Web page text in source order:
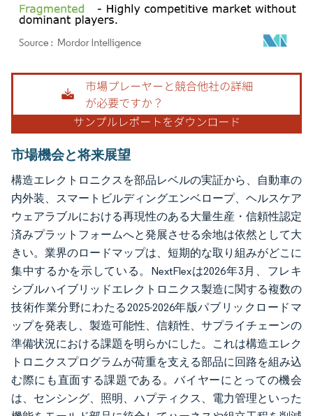
画像 © Mordor Intelligence。再利用にはCC BY 4.0の表示が必要です。
市場機会と将来展望
構造エレクトロニクスを部品レベルの実証から、自動車の
内外装、スマートビルディングエンベロープ、ヘルスケア
ウェアラブルにおける再現性のある大量生産・信頼性認定
済みプラットフォームへと発展させる余地は依然として大
きい。業界のロードマップは、短期的な取り組みがどこに
集中するかを示している。NextFlexは2026年3月、フレキ
シブルハイブリッドエレクトロニクス製造に関する複数の
技術作業分野にわたる2025-2026年版パブリックロードマ
ップを発表し、製造可能性、信頼性、サプライチェーンの
準備状況における課題を明らかにした。これは構造エレク
トロニクスプログラムが荷重を支える部品に回路を組み込
む際にも直面する課題である。バイヤーにとっての機会
は、センシング、照明、ハプティクス、電力管理といった